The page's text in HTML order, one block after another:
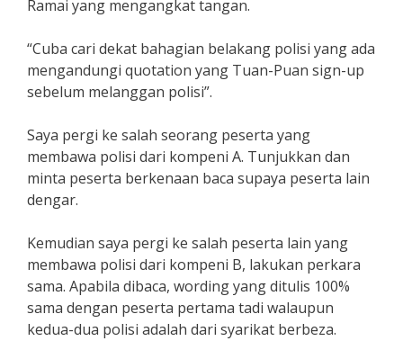
Ramai yang mengangkat tangan.
“Cuba cari dekat bahagian belakang polisi yang ada
mengandungi quotation yang Tuan-Puan sign-up
sebelum melanggan polisi”.
Saya pergi ke salah seorang peserta yang
membawa polisi dari kompeni A. Tunjukkan dan
minta peserta berkenaan baca supaya peserta lain
dengar.
Kemudian saya pergi ke salah peserta lain yang
membawa polisi dari kompeni B, lakukan perkara
sama. Apabila dibaca, wording yang ditulis 100%
sama dengan peserta pertama tadi walaupun
kedua-dua polisi adalah dari syarikat berbeza.